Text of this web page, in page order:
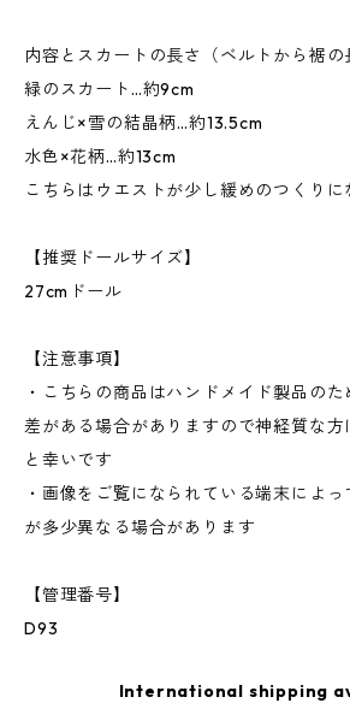
内容とスカートの長さ（ベルトから裾の
緑のスカート…約9cm
えんじ×雪の結晶柄…約13.5cm
水色×花柄…約13cm
こちらはウエストが少し緩めのつくりに
【推奨ドールサイズ】
27cmドール
【注意事項】
・こちらの商品はハンドメイド製品の
差がある場合がありますので神経質な方
と幸いです
・画像をご覧になられている端末によ
が多少異なる場合があります
【管理番号】
D93
International shipping